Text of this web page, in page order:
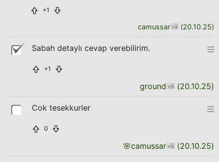
+1
camussar (20.10.25)
Sabah detaylı cevap verebilirim.
+1
ground (20.10.25)
Cok tesekkurler
0
🌸camussar (20.10.25)